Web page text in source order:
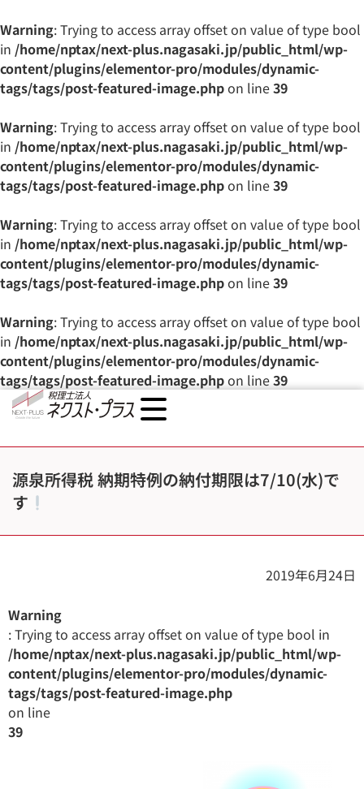
Warning: Trying to access array offset on value of type bool
in /home/nptax/next-plus.nagasaki.jp/public_html/wp-
content/plugins/elementor-pro/modules/dynamic-
tags/tags/post-featured-image.phpon line39
Warning: Trying to access array offset on value of type bool
in /home/nptax/next-plus.nagasaki.jp/public_html/wp-
content/plugins/elementor-pro/modules/dynamic-
tags/tags/post-featured-image.phpon line39
Warning: Trying to access array offset on value of type bool
in /home/nptax/next-plus.nagasaki.jp/public_html/wp-
content/plugins/elementor-pro/modules/dynamic-
tags/tags/post-featured-image.phpon line39
Warning: Trying to access array offset on value of type bool
in /home/nptax/next-plus.nagasaki.jp/public_html/wp-
content/plugins/elementor-pro/modules/dynamic-
tags/tags/post-featured-image.phpon line39
源泉所得税 納期特例の納付期限は7/10(水)で
す
2019年6月24日
Warning
: Trying to access array offset on value of type bool in
/home/nptax/next-plus.nagasaki.jp/public_html/wp-
content/plugins/elementor-pro/modules/dynamic-
tags/tags/post-featured-image.php
on line
39